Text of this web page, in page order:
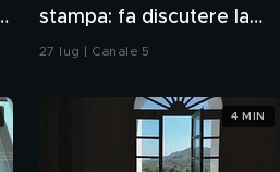
stampa: fa discutere la
vicesindaca di Livorno
27 lug | Canale 5
4 MIN